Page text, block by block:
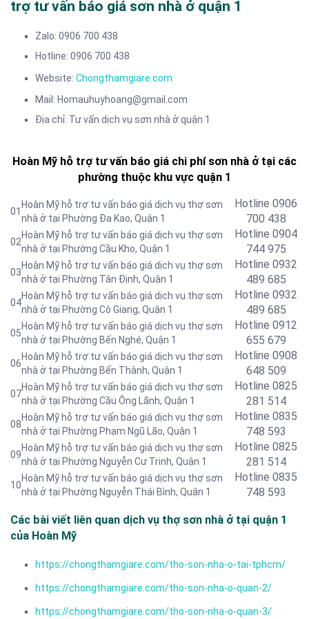
trợ tư vấn báo giá sơn nhà ở quận 1
Zalo: 0906 700 438
Hotline: 0906 700 438
Website: Chongthamgiare.com
Mail: Homauhuyhoang@gmail.com
Địa chỉ: Tư vấn dịch vụ sơn nhà ở quận 1
Hoàn Mỹ hỗ trợ tư vấn báo giá chi phí sơn nhà ở tại các
phường thuộc khu vực quận 1
01
Hoàn Mỹ hỗ trợ tư vấn báo giá dịch vụ thợ sơn
nhà ở tại Phường Đa Kao, Quận 1
Hotline 0906
700 438
02
Hoàn Mỹ hỗ trợ tư vấn báo giá dịch vụ thợ sơn
nhà ở tại Phường Cầu Kho, Quận 1
Hotline 0904
744 975
03
Hoàn Mỹ hỗ trợ tư vấn báo giá dịch vụ thợ sơn
nhà ở tại Phường Tân Định, Quận 1
Hotline 0932
489 685
04
Hoàn Mỹ hỗ trợ tư vấn báo giá dịch vụ thợ sơn
nhà ở tại Phường Cô Giang, Quận 1
Hotline 0932
489 685
05
Hoàn Mỹ hỗ trợ tư vấn báo giá dịch vụ thợ sơn
nhà ở tại Phường Bến Nghé, Quận 1
Hotline 0912
655 679
06
Hoàn Mỹ hỗ trợ tư vấn báo giá dịch vụ thợ sơn
nhà ở tại Phường Bến Thành, Quận 1
Hotline 0908
648 509
07
Hoàn Mỹ hỗ trợ tư vấn báo giá dịch vụ thợ sơn
nhà ở tại Phường Cầu Ông Lãnh, Quận 1
Hotline 0825
281 514
08
Hoàn Mỹ hỗ trợ tư vấn báo giá dịch vụ thợ sơn
nhà ở tại Phường Phạm Ngũ Lão, Quận 1
Hotline 0835
748 593
09
Hoàn Mỹ hỗ trợ tư vấn báo giá dịch vụ thợ sơn
nhà ở tại Phường Nguyễn Cư Trinh, Quận 1
Hotline 0825
281 514
10
Hoàn Mỹ hỗ trợ tư vấn báo giá dịch vụ thợ sơn
nhà ở tại Phường Nguyễn Thái Bình, Quận 1
Hotline 0835
748 593
Các bài viết liên quan dịch vụ thợ sơn nhà ở tại quận 1
của Hoàn Mỹ
https://chongthamgiare.com/tho-son-nha-o-tai-tphcm/
https://chongthamgiare.com/tho-son-nha-o-quan-2/
https://chongthamgiare.com/tho-son-nha-o-quan-3/